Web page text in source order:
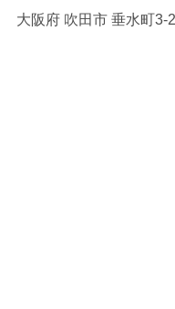
大阪府 吹田市 垂水町3-